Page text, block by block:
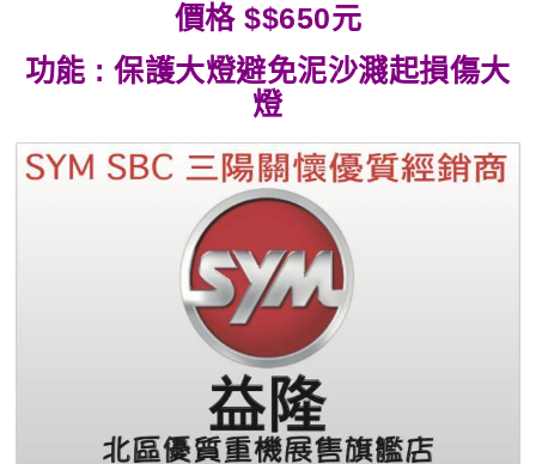
價格 $$650元
功能 : 保護大燈避免泥沙濺起損傷大
燈